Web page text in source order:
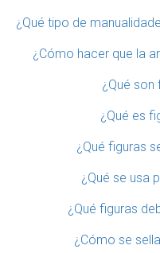
¿Qué tipo de
¿Cómo hacer que la
¿Qué son
¿Qué es
¿Qué figuras
¿Qué se usa
¿Qué figuras
¿Cómo se